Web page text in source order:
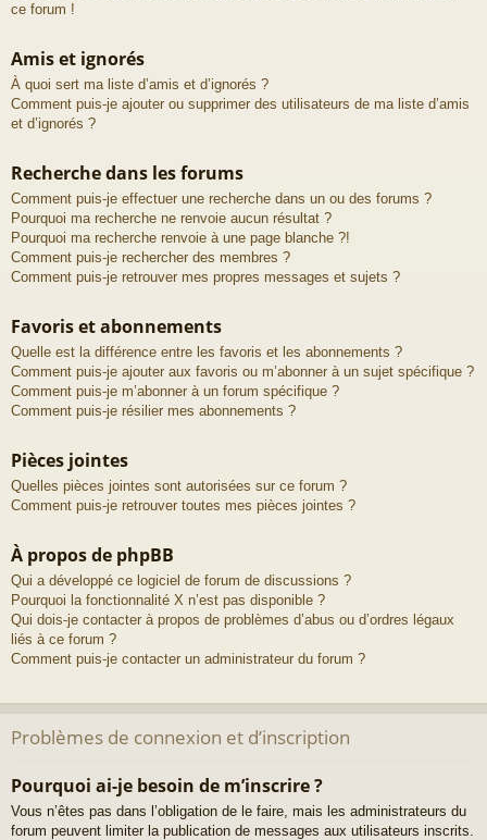
ce forum !
Amis et ignorés
À quoi sert ma liste d’amis et d’ignorés ?
Comment puis-je ajouter ou supprimer des utilisateurs de ma liste d’amis
et d’ignorés ?
Recherche dans les forums
Comment puis-je effectuer une recherche dans un ou des forums ?
Pourquoi ma recherche ne renvoie aucun résultat ?
Pourquoi ma recherche renvoie à une page blanche ?!
Comment puis-je rechercher des membres ?
Comment puis-je retrouver mes propres messages et sujets ?
Favoris et abonnements
Quelle est la différence entre les favoris et les abonnements ?
Comment puis-je ajouter aux favoris ou m’abonner à un sujet spécifique ?
Comment puis-je m’abonner à un forum spécifique ?
Comment puis-je résilier mes abonnements ?
Pièces jointes
Quelles pièces jointes sont autorisées sur ce forum ?
Comment puis-je retrouver toutes mes pièces jointes ?
À propos de phpBB
Qui a développé ce logiciel de forum de discussions ?
Pourquoi la fonctionnalité X n’est pas disponible ?
Qui dois-je contacter à propos de problèmes d’abus ou d’ordres légaux
liés à ce forum ?
Comment puis-je contacter un administrateur du forum ?
Problèmes de connexion et d’inscription
Pourquoi ai-je besoin de m’inscrire ?
Vous n’êtes pas dans l’obligation de le faire, mais les administrateurs du
forum peuvent limiter la publication de messages aux utilisateurs inscrits.